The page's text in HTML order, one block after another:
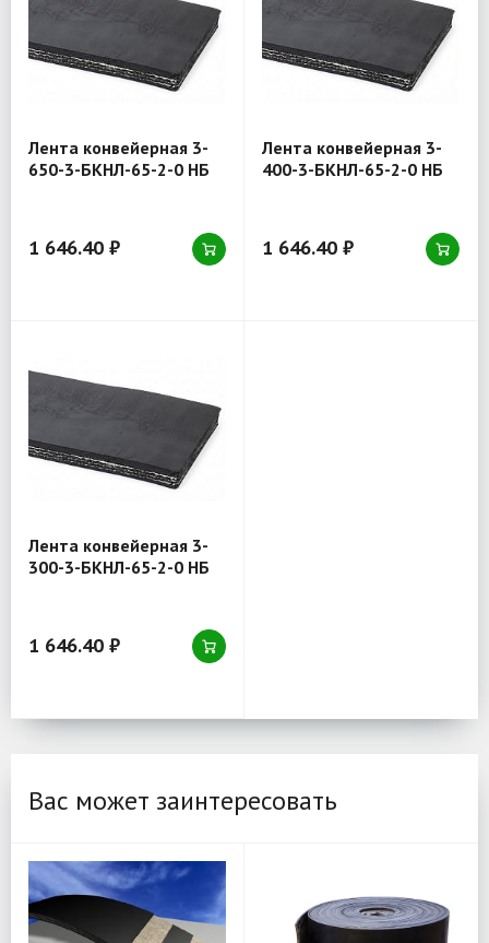
Лента конвейерная 3-
650-3-БКНЛ-65-2-0 НБ
1 646.40 ₽
Лента конвейерная 3-
400-3-БКНЛ-65-2-0 НБ
1 646.40 ₽
Лента конвейерная 3-
300-3-БКНЛ-65-2-0 НБ
1 646.40 ₽
Вас может заинтересовать